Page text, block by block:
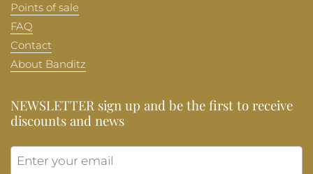
Points of sale
FAQ
Contact
About Banditz
NEWSLETTER sign up and be the first to receive
discounts and news